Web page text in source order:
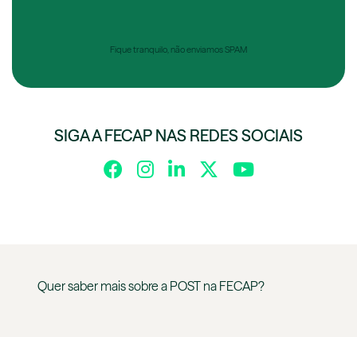
Fique tranquilo, não enviamos SPAM
SIGA A FECAP NAS REDES SOCIAIS
Quer saber mais sobre a POST na FECAP?